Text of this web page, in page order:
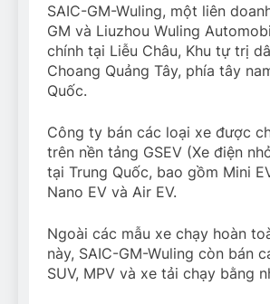
SAIC-GM-Wuling, một liên
GM và Liuzhou Wuling
chính tại Liễu Châu, Khu tự trị
Choang Quảng Tây, phía tây
Quốc.
Công ty bán các loại xe được
trên nền tảng GSEV (Xe điện
tại Trung Quốc, bao gồm Mini
Nano EV và Air EV.
Ngoài các mẫu xe chạy hoàn
này, SAIC-GM-Wuling còn bán
SUV, MPV và xe tải chạy bằng